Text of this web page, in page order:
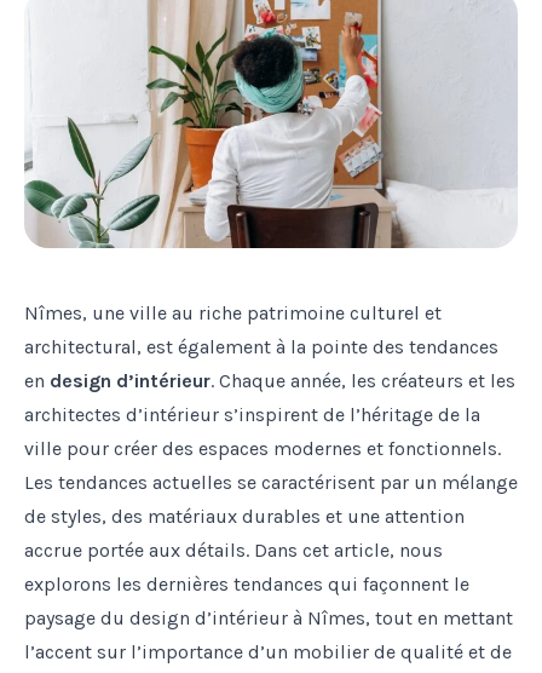
Nîmes, une ville au riche patrimoine culturel et
architectural, est également à la pointe des tendances
en design d’intérieur. Chaque année, les créateurs et les
architectes d’intérieur s’inspirent de l’héritage de la
ville pour créer des espaces modernes et fonctionnels.
Les tendances actuelles se caractérisent par un mélange
de styles, des matériaux durables et une attention
accrue portée aux détails. Dans cet article, nous
explorons les dernières tendances qui façonnent le
paysage du design d’intérieur à Nîmes, tout en mettant
l’accent sur l’importance d’un mobilier de qualité et de